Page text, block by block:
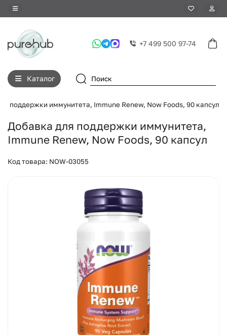
+7 499 500 97-74
Каталог
поддержки иммунитета, Immune Renew, Now Foods, 90 капсул
Добавка для поддержки иммунитета,
Immune Renew, Now Foods, 90 капсул
Код товара: NOW-03055